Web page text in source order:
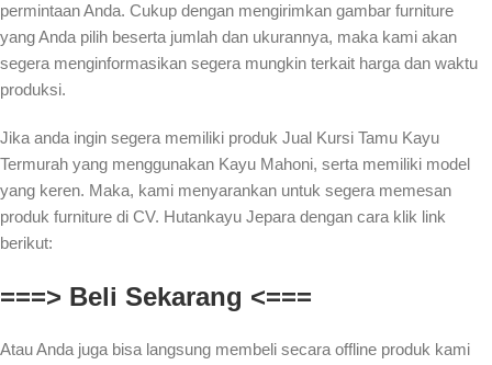
permintaan Anda. Cukup dengan mengirimkan gambar furniture
yang Anda pilih beserta jumlah dan ukurannya, maka kami akan
segera menginformasikan segera mungkin terkait harga dan waktu
produksi.
Jika anda ingin segera memiliki produk Jual Kursi Tamu Kayu
Termurah yang menggunakan Kayu Mahoni, serta memiliki model
yang keren. Maka, kami menyarankan untuk segera memesan
produk furniture di CV. Hutankayu Jepara dengan cara klik link
berikut:
===> Beli Sekarang <===
Atau Anda juga bisa langsung membeli secara offline produk kami